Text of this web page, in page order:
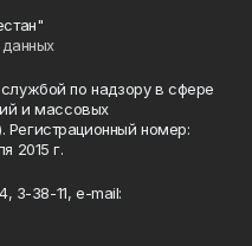
по надзору в сфере
и массовых
номер:
2015 г.
3-38-11, e-mail: